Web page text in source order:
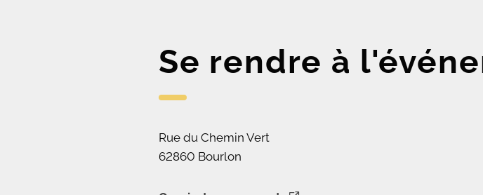
Se rendre à
Rue du Chemin Vert
62860 Bourlon